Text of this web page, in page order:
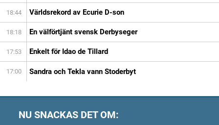
18:44 Världsrekord av Ecurie D-son
18:18 En välförtjänt svensk Derbyseger
17:53 Enkelt för Idao de Tillard
17:00 Sandra och Tekla vann Stoderbyt
NU SNACKAS DET OM: